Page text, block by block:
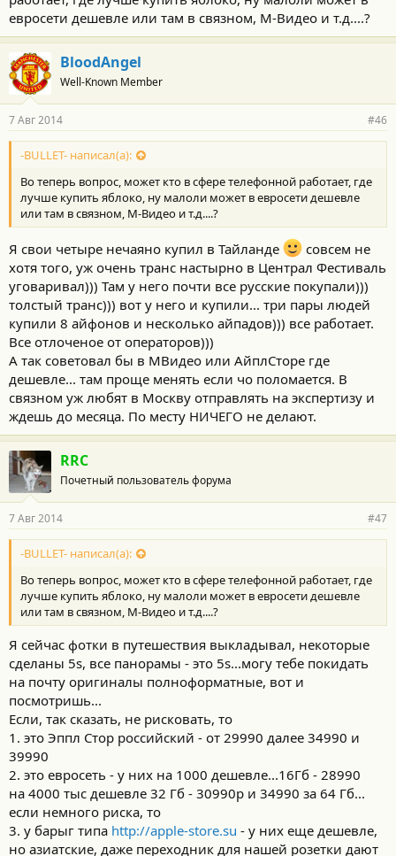
евросети дешевле или там в связном, М-Видео и т.д....?
BloodAngel
Well-Known Member
7 Авг 2014 #46
-BULLET- написал(а):
Во теперь вопрос, может кто в сфере телефонной работает, где
лучше купить яблоко, ну малоли может в евросети дешевле
или там в связном, М-Видео и т.д....?
Я свои четыре нечаяно купил в Тайланде
совсем не
хотя того, уж очень транс настырно в Централ Фестиваль
уговаривал))) Там у него почти все русские покупали)))
толстый транс))) вот у него и купили... три пары людей
купили 8 айфонов и несколько айпадов))) все работает.
Все отлоченое от операторов)))
А так советовал бы в МВидео или АйплСторе где
дешевле... там проще менять если чо поломается. В
связном уж любят в Москву отправлять на экспертизу и
ждешь до месяца. По месту НИЧЕГО не делают.
RRC
Почетный пользователь форума
7 Авг 2014 #47
-BULLET- написал(а):
Во теперь вопрос, может кто в сфере телефонной работает, где
лучше купить яблоко, ну малоли может в евросети дешевле
или там в связном, М-Видео и т.д....?
Я сейчас фотки в путешествия выкладывал, некоторые
сделаны 5s, все панорамы - это 5s...могу тебе покидать
на почту оригиналы полноформатные, вот и
посмотришь...
Если, так сказать, не рисковать, то
1. это Эппл Стор российский - от 29990 далее 34990 и
39990
2. это евросеть - у них на 1000 дешевле...16Гб - 28990
на 4000 тыс дешевле 32 Гб - 30990р и 34990 за 64 Гб...
если немного риска, то
3. у барыг типа http://apple-store.su - у них еще дешевле,
но азиатские, даже переходник для нашей розетки дают